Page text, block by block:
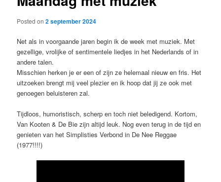
Posted on2 september 2024
Net als in voorgaande jaren begin ik de week met muziek. Met
gezellige, vrolijke of sentimentele liedjes in het Nederlands of in
andere talen.
Misschien herken je er een of zijn ze helemaal nieuw en fris. Het
uitzoeken brengt mij veel plezier en ik hoop dat jij ze ook met
genoegen beluisteren zal.
Tijdloos, humoristisch, scherp en toch niet beledigend. Kortom,
Van Kooten & De Bie zijn altijd leuk. Nog even terug in de tijd en
genieten van het Simplisties Verbond in De Nee Reggae
(1977!!!!)